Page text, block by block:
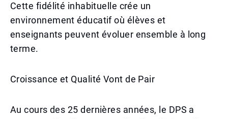
Cette fidélité inhabituelle crée un
environnement éducatif où élèves et
enseignants peuvent évoluer ensemble à long
terme.
Croissance et Qualité Vont de Pair
Au cours des 25 dernières années, le DPS a